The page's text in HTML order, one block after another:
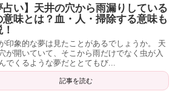
話せない人がいる。
がいるんだ！というこの現状から、
占い】天井の穴から雨漏りしている
意味とは？血・人・掃除する意味も
印象的な夢は見たことがあるでしょうか。 天
が開いていて、そこから雨だけでなく虫が入
でくるような夢だととてもび...
記事を読む